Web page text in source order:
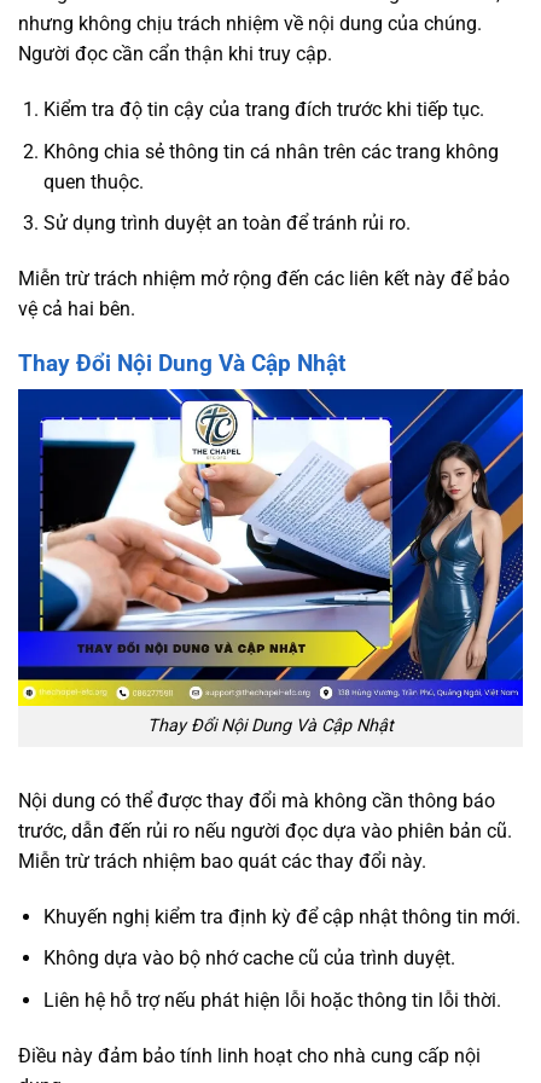
nhưng không chịu trách nhiệm về nội dung của chúng.
Người đọc cần cẩn thận khi truy cập.
Kiểm tra độ tin cậy của trang đích trước khi tiếp tục.
Không chia sẻ thông tin cá nhân trên các trang không
quen thuộc.
Sử dụng trình duyệt an toàn để tránh rủi ro.
Miễn trừ trách nhiệm mở rộng đến các liên kết này để bảo
vệ cả hai bên.
Thay Đổi Nội Dung Và Cập Nhật
Thay Đổi Nội Dung Và Cập Nhật
Nội dung có thể được thay đổi mà không cần thông báo
trước, dẫn đến rủi ro nếu người đọc dựa vào phiên bản cũ.
Miễn trừ trách nhiệm bao quát các thay đổi này.
Khuyến nghị kiểm tra định kỳ để cập nhật thông tin mới.
Không dựa vào bộ nhớ cache cũ của trình duyệt.
Liên hệ hỗ trợ nếu phát hiện lỗi hoặc thông tin lỗi thời.
Điều này đảm bảo tính linh hoạt cho nhà cung cấp nội